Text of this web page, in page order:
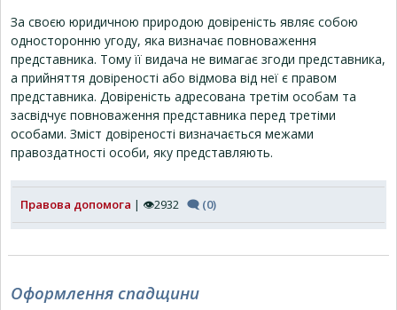
За своєю юридичною природою довіреність являє собою
односторонню угоду, яка визначає повноваження
представника. Тому її видача не вимагає згоди представника,
а прийняття довіреності або відмова від неї є правом
представника. Довіреність адресована третім особам та
засвідчує повноваження представника перед третіми
особами. Зміст довіреності визначається межами
правоздатності особи, яку представляють.
Правова допомога | 👁2932 🗨 (0)
Оформлення спадщини